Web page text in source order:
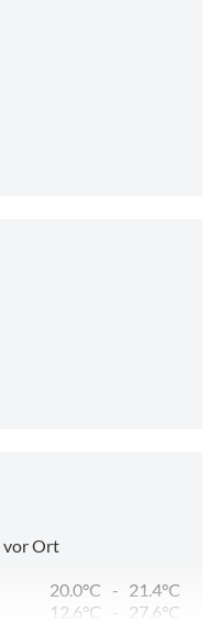
vor Ort
20.0°C - 21.4°C
12.6°C -
27.6°C